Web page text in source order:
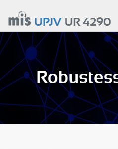
contenu
principal
UPJVUR 4290